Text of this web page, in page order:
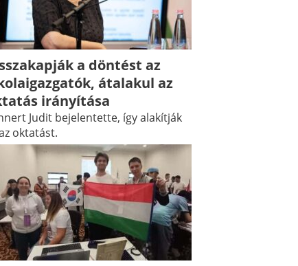
a döntést az
átalakul az
irányítása
Judit bejelentette, így alakítják
oktatást.